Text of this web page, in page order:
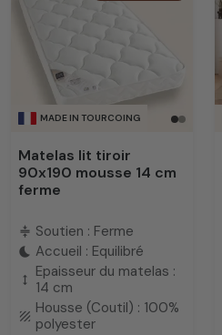
MADE IN TOURCOING
Matelas lit tiroir
90x190 mousse 14 cm
ferme
compress Soutien : Ferme
bedtime Accueil : Equilibré
height
Epaisseur du matelas :
14 cm
texture Housse (Coutil) : 100%
polyester